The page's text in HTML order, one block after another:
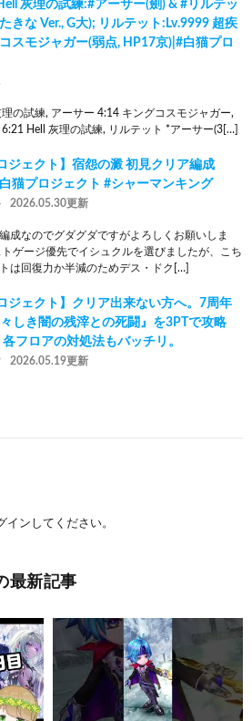
灰理の試練:#アーサー(劍) & #リルテッ
きな Ver., G大); リルテット:Lv.9999 超疾
スモジャガー(弱点, HP17京)|#白猫プロ
の試練, アーサー 4:14 キングコスモジャガー,
6:21 Hell 灰理の試練, リルテット *アーサー(3[…]
ジェクト】宿怨の澱 初見クリア編成
白猫プロジェクト #シャーマンキング
2026.05.30更新
成なのでグダグダですがよろしくお願いしま
ゲージ優先でイシュクルを選びましたが、こち
は回復力か半減のためデス・ドク[…]
ジェクト】クリア出来ない方へ。7周年
々しき闇の残滓との死闘』を3PTで攻略
フロアの対処法もバッチリ。
2026.05.19更新
イン してください。
最新記事